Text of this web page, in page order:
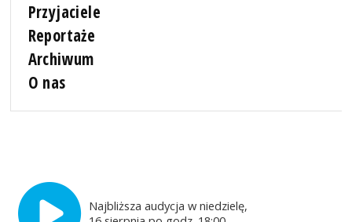
Przyjaciele
Reportaże
Archiwum
O nas
Najbliższa audycja w niedzielę,